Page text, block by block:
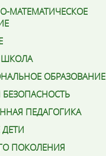
МАТЕМАТИЧЕСКОЕ
ШКОЛА
ОБРАЗОВАНИЕ
ПЕДАГОГИКА
ПОКОЛЕНИЯ